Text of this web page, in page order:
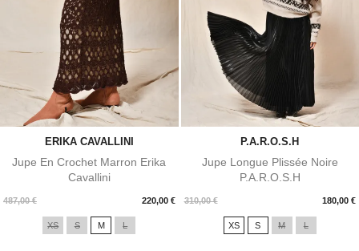
ERIKA CAVALLINI
Jupe En Crochet Marron Erika
Cavallini
487,00 € 220,00 €
Prix
XS S M L
P.A.R.O.S.H
Jupe Longue Plissée Noire
P.A.R.O.S.H
310,00 € 180,00 €
Prix
XS S M L